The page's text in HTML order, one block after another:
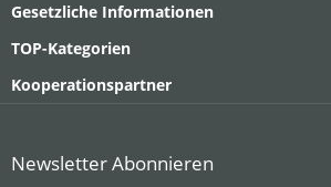
Gesetzliche Informationen
TOP-Kategorien
Kooperationspartner
NewsletterAbonnieren